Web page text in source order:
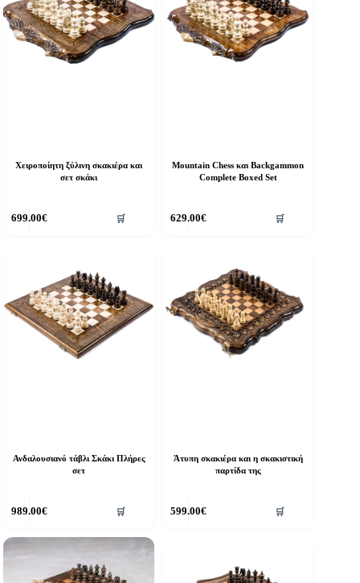
Χειροποίητη ξύλινη σκακιέρα και
σετ σκάκι
699.00€ 🛒
Mountain Chess και Backgammon
Complete Boxed Set
629.00€ 🛒
Ανδαλουσιανό τάβλι Σκάκι Πλήρες
σετ
989.00€ 🛒
Άτυπη σκακιέρα και η σκακιστική
παρτίδα της
599.00€ 🛒